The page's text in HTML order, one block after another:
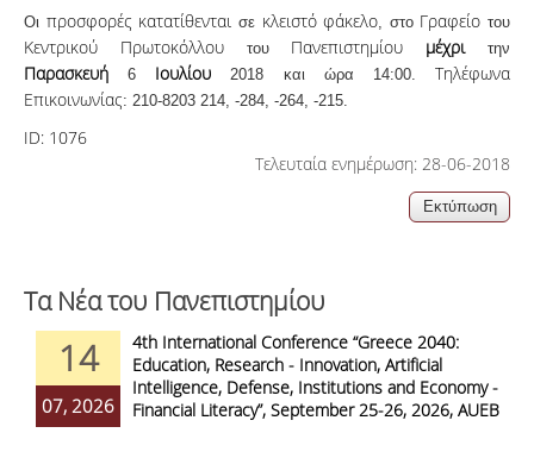
Οι προσφορές κατατίθενται σε κλειστό φάκελο, στο Γραφείο του
Κεντρικού Πρωτοκόλλουτου Πανεπιστημίου μέχριτην
Παρασκευή 6 Ιουλίου 2018 και ώρα 14:00.Τηλέφωνα
Επικοινωνίας: 210-8203 214, -284, -264, -215.
ID: 1076
Τελευταία ενημέρωση: 28-06-2018
Τα Νέα του Πανεπιστημίου
14
07, 2026
4th International Conference “Greece 2040:
Education, Research - Innovation, Artificial
Intelligence, Defense, Institutions and Economy -
Financial Literacy”, September 25-26, 2026, AUEB